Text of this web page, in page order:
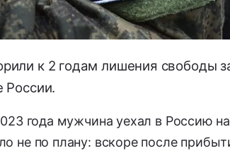
к 2 годам лишения свободы
России.
года мужчина уехал в Россию на
не по плану: вскоре после